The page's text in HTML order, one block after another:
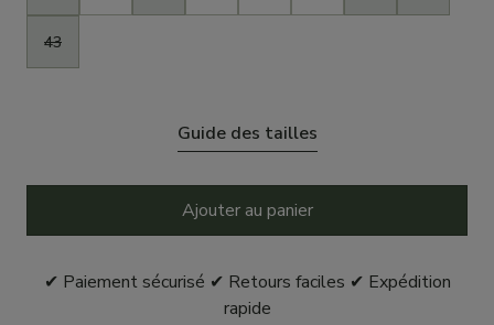
43
Guide des tailles
Ajouter au panier
✔ Paiement sécurisé ✔ Retours faciles ✔ Expédition
rapide